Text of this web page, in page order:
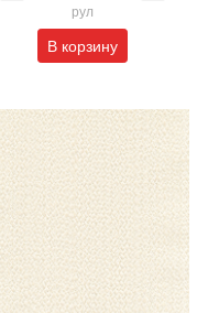
рул
В корзину